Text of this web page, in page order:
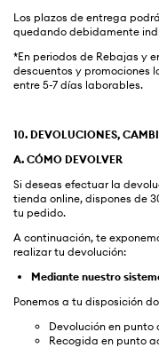
Los plazos de entrega
quedando debidamente
*En periodos de Rebajas y
descuentos y promociones
entre 5-7 días laborables.
10. DEVOLUCIONES,
A. CÓMO DEVOLVER
Si deseas efectuar la
tienda online, dispones de
tu pedido.
A continuación, te
realizar tu devolución:
Mediante nuestro
Ponemos a tu disposición
Devolución en punto
Recogida en punto